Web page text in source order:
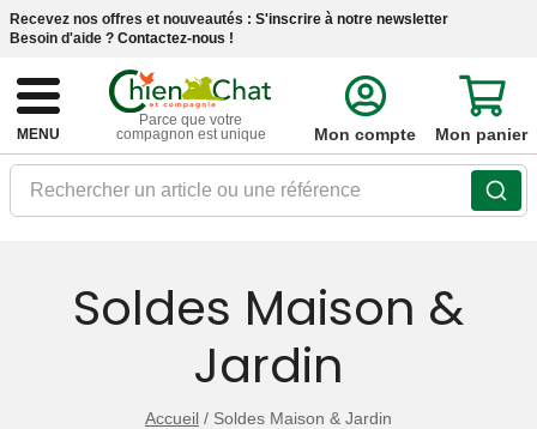
Recevez nos offres et nouveautés : S'inscrire à notre newsletter
Besoin d'aide ? Contactez-nous !
MENU
Parce que votre
compagnon est unique
Rechercher un article ou une référence
Mon compte Mon panier
Soldes Maison &
Jardin
Accueil / Soldes Maison & Jardin